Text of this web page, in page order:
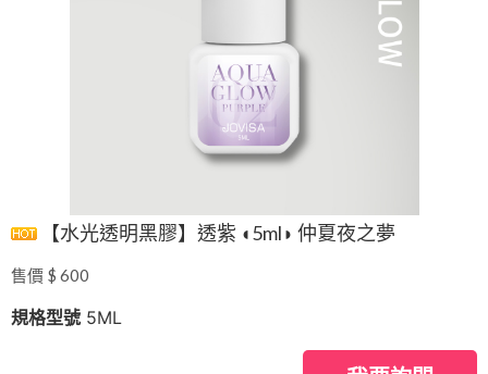
【水光透明黑膠】透紫 ◖5ml◗ 仲夏夜之夢
售價 $ 600
規格型號 5ML